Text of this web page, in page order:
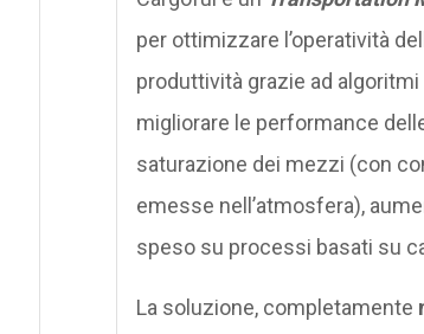
per ottimizzare l’operatività
produttività grazie ad
migliorare le performance
saturazione dei mezzi (con
emesse nell’atmosfera),
speso su processi basati su
La soluzione, completamente